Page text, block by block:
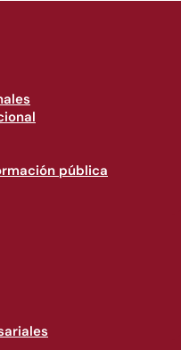
pública